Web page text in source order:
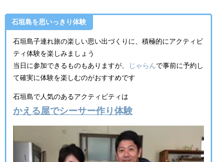
石垣島を思いっきり体験
石垣島子連れ旅の楽しい思い出づくりに、積極的にアクティビ
ティ体験を楽しみましょう
当日に参加できるものもありますが、
じゃらんで事前に予約し
て確実に体験を楽しむのがおすすめです
石垣島で人気のあるアクティビティは
かえる屋でシーサー作り体験